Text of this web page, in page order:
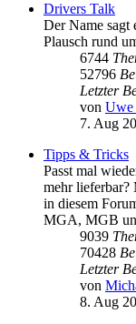
Drivers Talk
Der Name sagt
Plausch rund
6744
52796
Letzter
von
7. Aug
Tipps & Tricks
Passt mal
mehr
in diesem
MGA, MGB
9039
70428
Letzter
von
8. Aug